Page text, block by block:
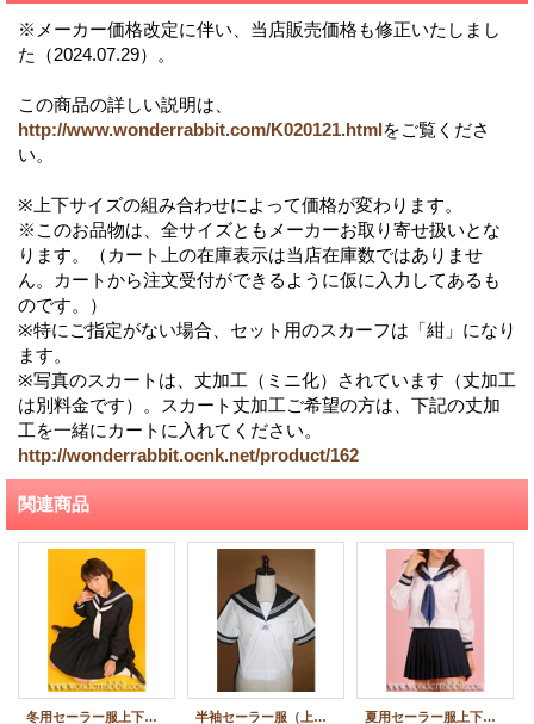
※メーカー価格改定に伴い、当店販売価格も修正いたしまし
た（2024.07.29）。
この商品の詳しい説明は、
http://www.wonderrabbit.com/K020121.htmlをご覧くださ
い。
※上下サイズの組み合わせによって価格が変わります。
※このお品物は、全サイズともメーカーお取り寄せ扱いとな
ります。（カート上の在庫表示は当店在庫数ではありませ
ん。カートから注文受付ができるように仮に入力してあるも
のです。）
※特にご指定がない場合、セット用のスカーフは「紺」になり
ます。
※写真のスカートは、丈加工（ミニ化）されています（丈加工
は別料金です）。スカート丈加工ご希望の方は、下記の丈加
工を一緒にカートに入れてください。
http://wonderrabbit.ocnk.net/product/162
関連商品
冬用セーラー服上下セット 半袖セーラー服（上着単品販売） 夏用セーラー服上下セット(長袖)